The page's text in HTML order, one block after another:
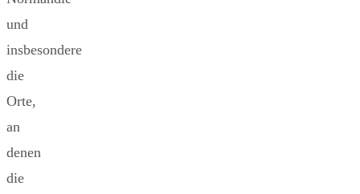
und
insbesondere
die
Orte,
an
denen
die